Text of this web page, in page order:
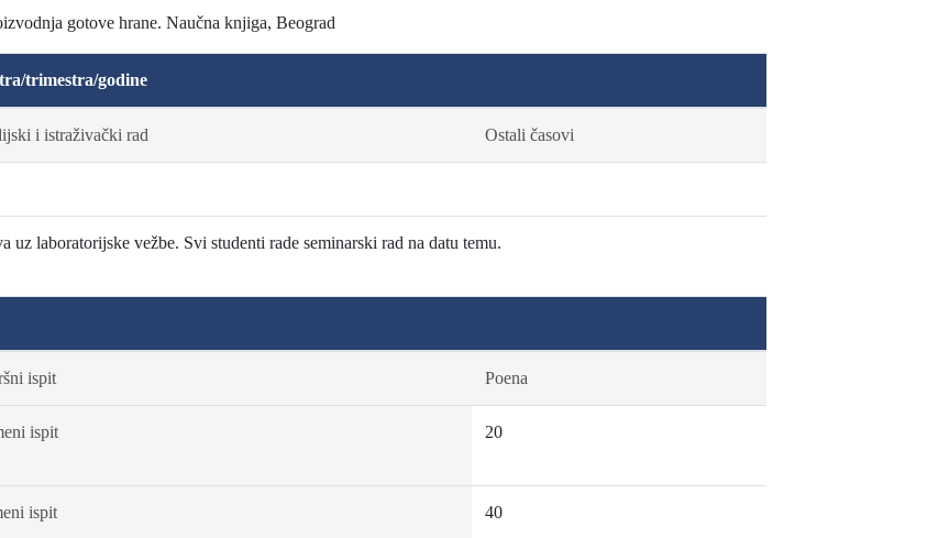
gotove hrane. Naučna knjiga, Beograd
trimestra/godine
i istraživački rad Ostali časovi
uz laboratorijske vežbe. Svi studenti rade seminarski rad na datu temu.
ispit Poena
ispit 20
ispit 40